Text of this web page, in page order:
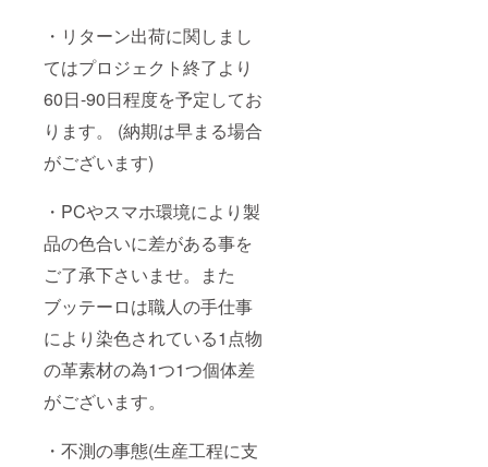
・リターン出荷に関しまし
てはプロジェクト終了より
60日-90日程度を予定してお
ります。 (納期は早まる場合
がございます)
・PCやスマホ環境により製
品の色合いに差がある事を
ご了承下さいませ。また
ブッテーロは職人の手仕事
により染色されている1点物
の革素材の為1つ1つ個体差
がございます。
・不測の事態(生産工程に支